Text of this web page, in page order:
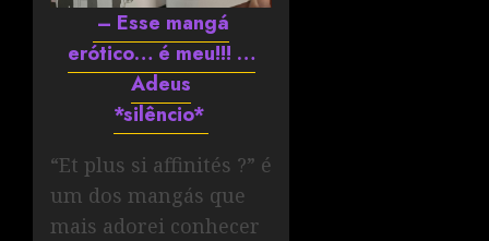
– Esse mangá
erótico… é meu!!! …
Adeus
*silêncio*
“Et plus si affinités ?” é
um dos mangás que
mais adorei conhecer